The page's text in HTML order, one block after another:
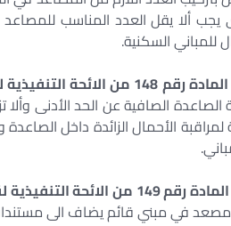
يجب ألا يقل العدد المناسب
للمباني السكنية.
لقانون البناء الموحد رقم 119 لسنة 2008 والتى نصت على : –
الصافية عن الحد الأدنى
لمراقبة الأحمال الزائدة داخل
التنفيذية لقانون البناء الموحد رقم 119 لسنة 2008 والتى نصت على : –
في مبني قائم يضاف الى